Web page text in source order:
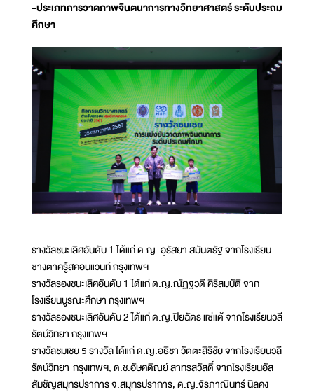
-ประเภทการวาดภาพจินตนาการทางวิทยาศาสตร์ ระดับประถม
ศึกษา
รางวัลชนะเลิศอันดับ 1 ได้แก่ ด.ญ. อุรัสยา สมันตรัฐ จากโรงเรียน
ซางตาครู้สคอนแวนท์ กรุงเทพฯ
รางวัลรองชนะเลิศอันดับ 1 ได้แก่ ด.ญ.ณัฏฐวดี ศิริสมบัติ จาก
โรงเรียนบูรณะศึกษา กรุงเทพฯ
รางวัลรองชนะเลิศอันดับ 2 ได้แก่ ด.ญ.ปิยฉัตร แซ่แต้ จากโรงเรียนวลี
รัตน์วิทยา กรุงเทพฯ
รางวัลชมเชย 5 รางวัล ได้แก่ ด.ญ.อธิชา วัตตะสิริชัย จากโรงเรียนวลี
รัตน์วิทยา กรุงเทพฯ, ด.ช.อัษศดิณย์ สาทรสวัสดิ์ จากโรงเรียนอัส
สัมชัญสมุทรปราการ จ.สมุทรปราการ, ด.ญ.จิรภาณินทร์ นิลคง